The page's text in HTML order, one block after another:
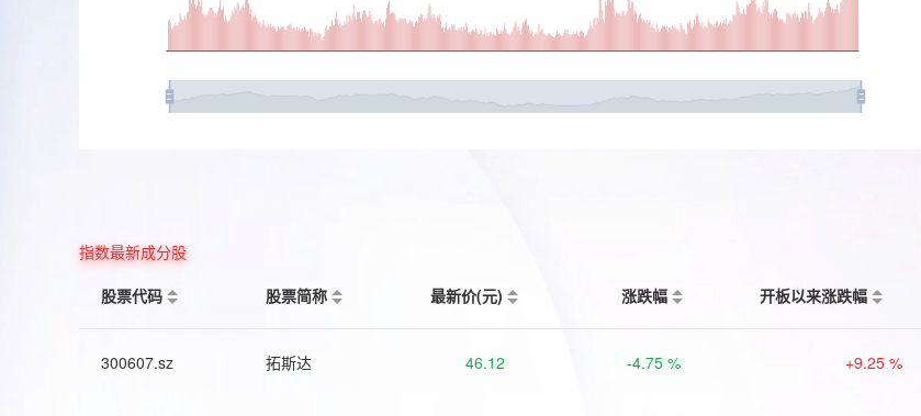
指数最新成分股
股票代码
股票简称 最新价(元) 涨跌幅 开板以来涨跌幅
300607.sz 拓斯达 46.12 -4.75 % +9.25 %